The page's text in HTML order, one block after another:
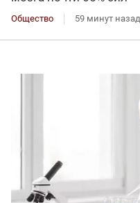
Общество 59 минут назад